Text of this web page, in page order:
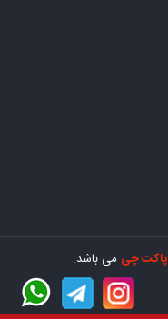
پاکت چی می باشد.